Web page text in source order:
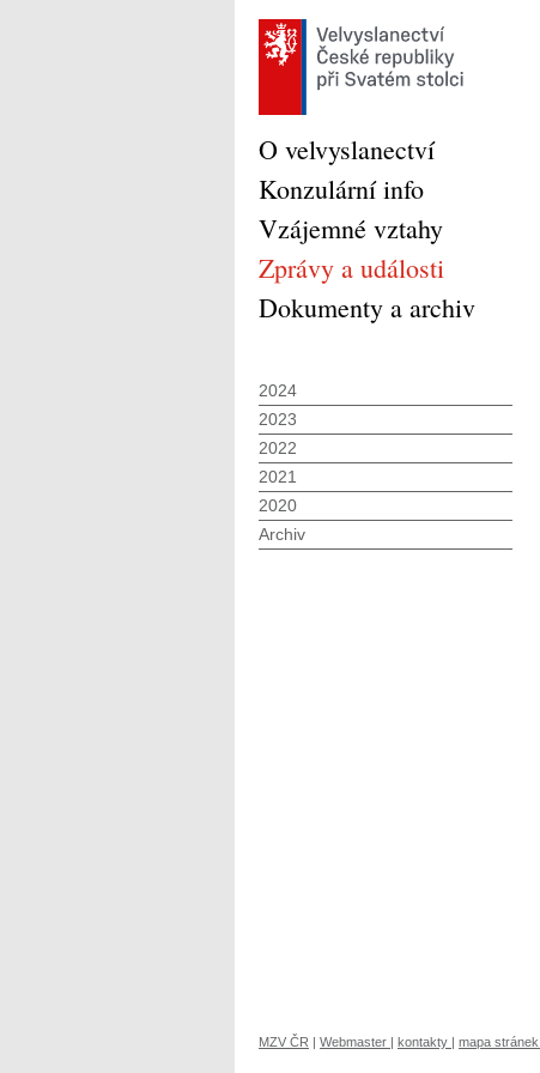
O velvyslanectví
Konzulární info
Vzájemné vztahy
Zprávy a události
Dokumenty a archiv
2024
2023
2022
2021
2020
Archiv
MZV ČR | Webmaster | kontakty | mapa stránek